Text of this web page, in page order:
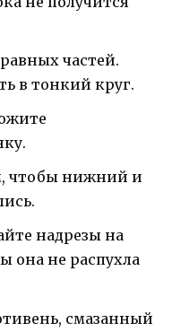
частей.
в тонкий круг.
чтобы нижний и
надрезы на
она не распухла
смазанный